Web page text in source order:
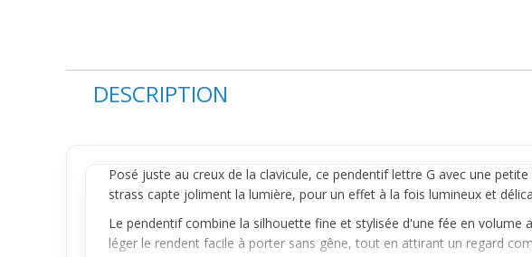
DESCRIPTION
Posé juste au creux de la clavicule, ce pendentiflettre G avec une petite
strass capte joliment la lumière, pour un effet à la fois lumineux et
Le pendentif combine la silhouette fine et stylisée d'une fée en volume
léger le rendent facile à porter sans gêne, tout en attirant un regard